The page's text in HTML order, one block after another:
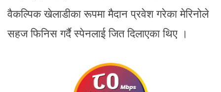
वैकल्पिक खेलाडीका रूपमा मैदान प्रवेश गरेका मेरिनोले
सहज फिनिस गर्दै स्पेनलाई जित दिलाएका थिए ।